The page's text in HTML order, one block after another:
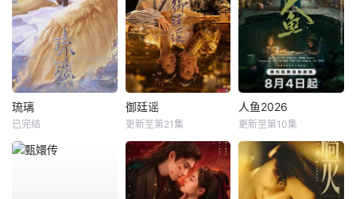
琉璃
已完结
御廷谣
更新至第21集
人鱼2026
更新至第10集